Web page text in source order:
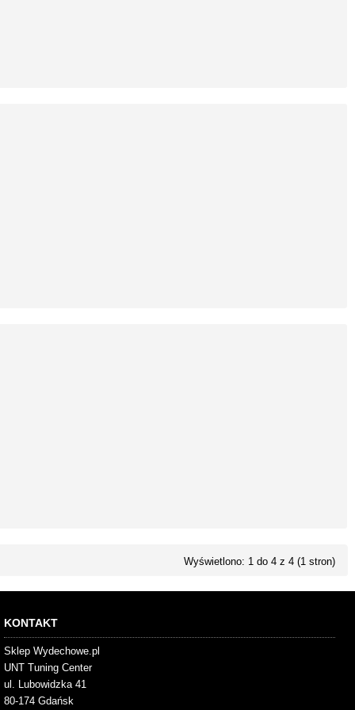
Wyświetlono: 1 do 4 z 4 (1 stron)
KONTAKT
Sklep Wydechowe.pl
UNT Tuning Center
ul. Lubowidzka 41
80-174 Gdańsk